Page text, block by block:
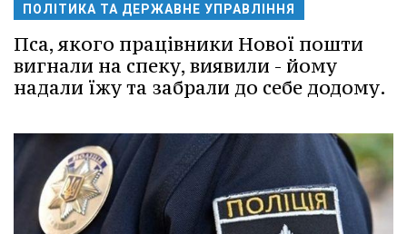
ПОЛІТИКА ТА ДЕРЖАВНЕ УПРАВЛІННЯ
Пса, якого працівники Нової пошти
вигнали на спеку, виявили - йому
надали їжу та забрали до себе додому.